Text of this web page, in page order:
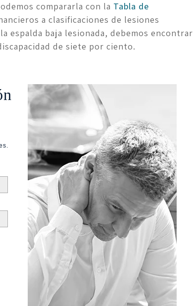
compararla con la Tabla de
a clasificaciones de lesiones
espalda baja lesionada, debemos encontrar
de siete por ciento.